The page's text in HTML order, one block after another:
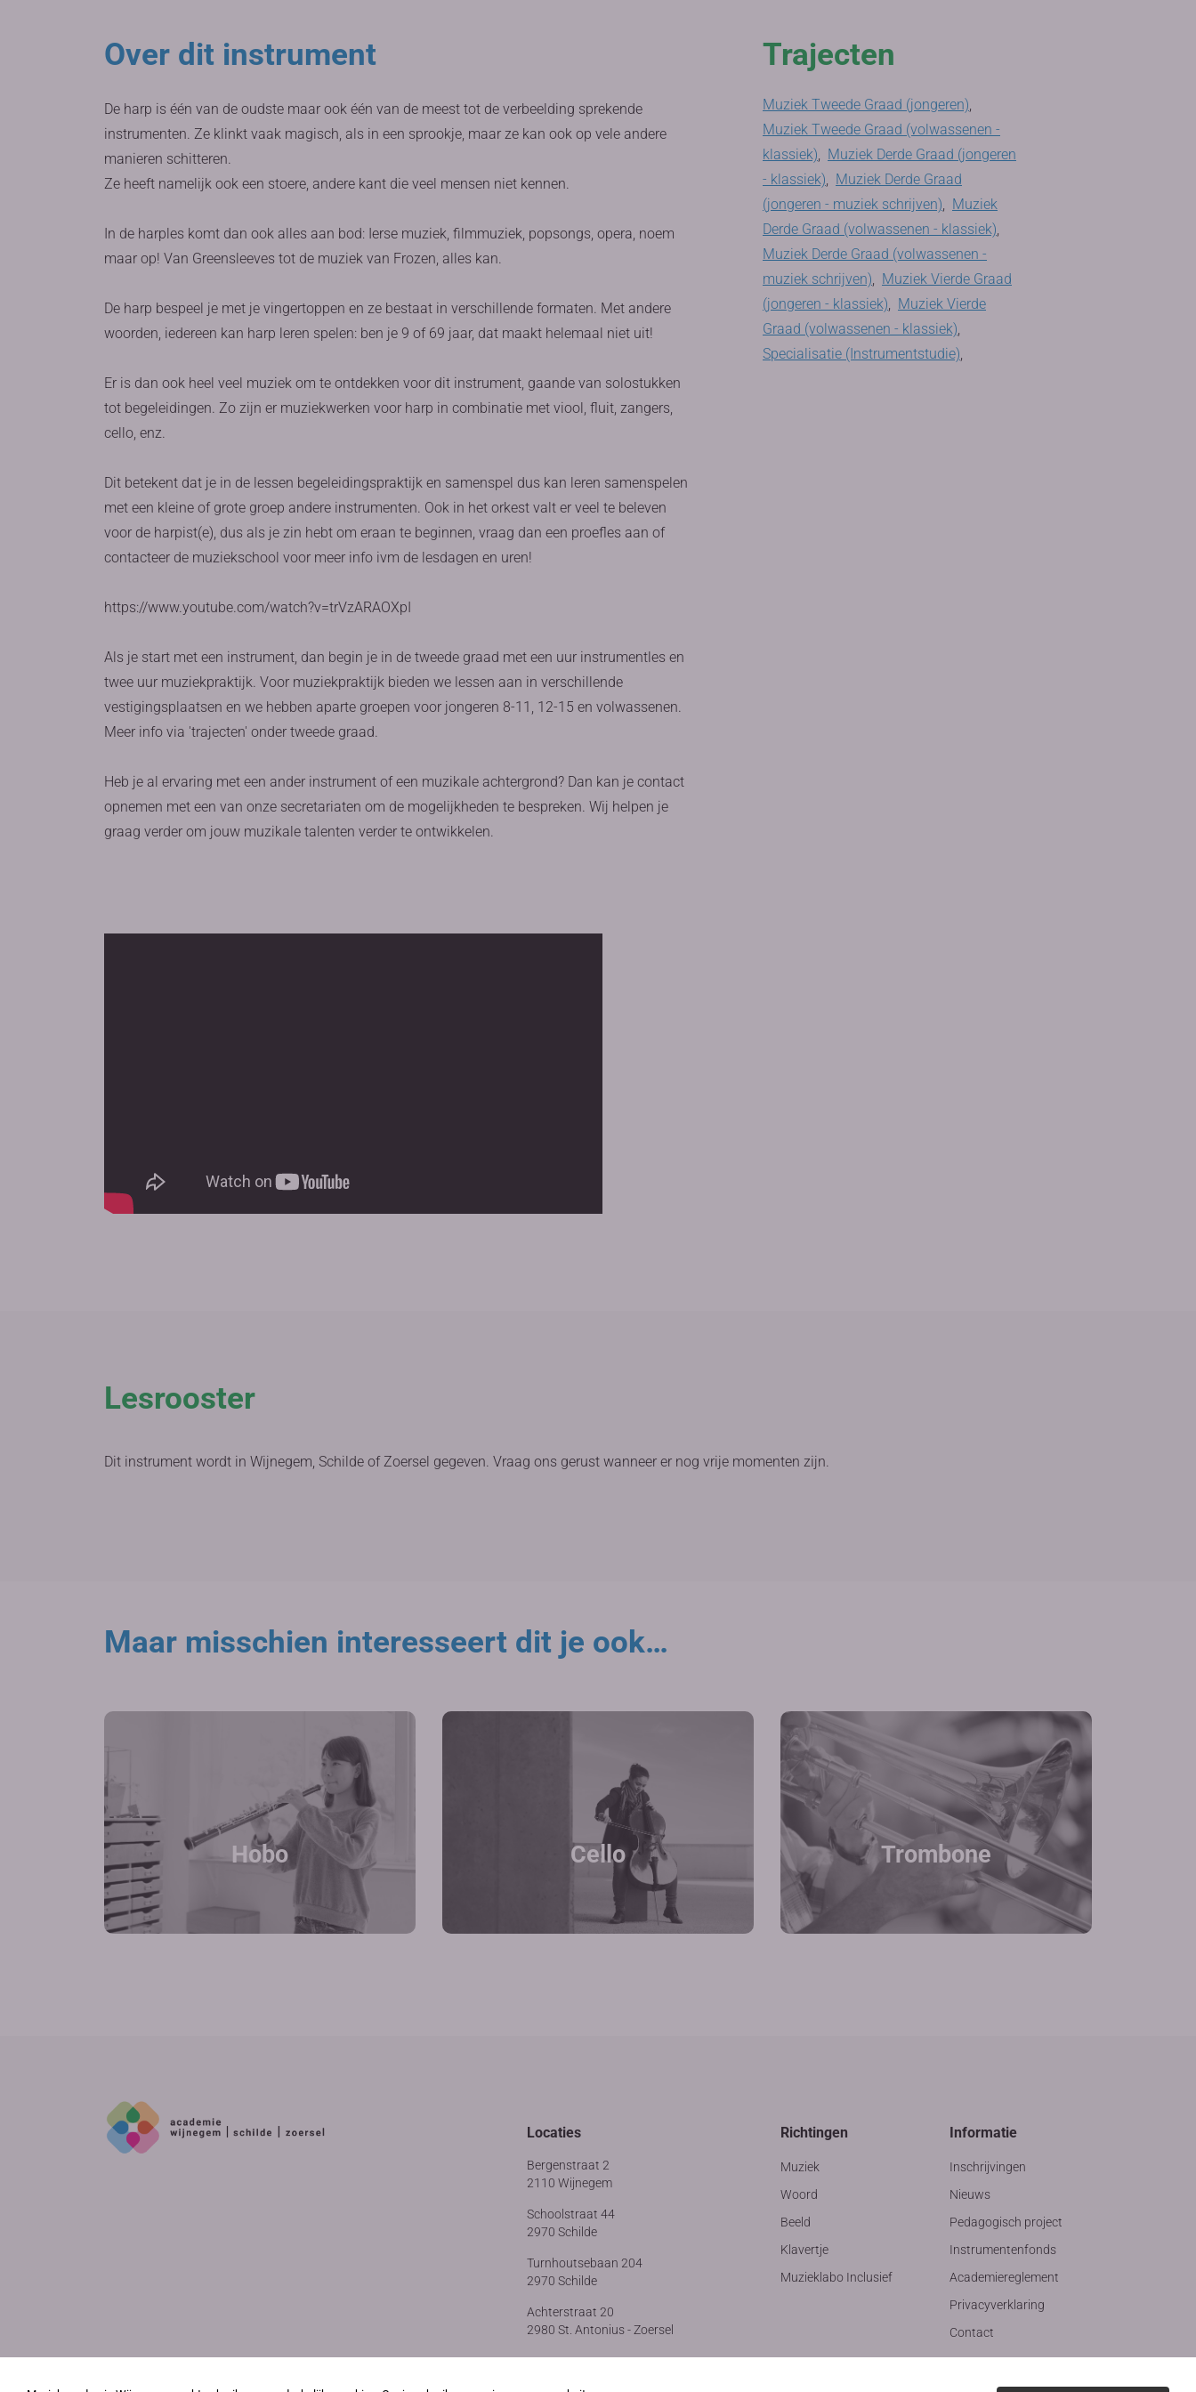
Over dit instrument
De harp is één van de oudste maar ook één van de meest tot de verbeelding sprekende
instrumenten. Ze klinkt vaak magisch, als in een sprookje, maar ze kan ook op vele andere
manieren schitteren.
Ze heeft namelijk ook een stoere, andere kant die veel mensen niet kennen.
In de harples komt dan ook alles aan bod: Ierse muziek, filmmuziek, popsongs, opera, noem
maar op! Van Greensleeves tot de muziek van Frozen, alles kan.
De harp bespeel je met je vingertoppen en ze bestaat in verschillende formaten. Met andere
woorden, iedereen kan harp leren spelen: ben je 9 of 69 jaar, dat maakt helemaal niet uit!
Er is dan ook heel veel muziek om te ontdekken voor dit instrument, gaande van solostukken
tot begeleidingen. Zo zijn er muziekwerken voor harp in combinatie met viool, fluit, zangers,
cello, enz.
Dit betekent dat je in de lessen begeleidingspraktijk en samenspel dus kan leren samenspelen
met een kleine of grote groep andere instrumenten. Ook in het orkest valt er veel te beleven
voor de harpist(e), dus als je zin hebt om eraan te beginnen, vraag dan een proefles aan of
contacteer de muziekschool voor meer info ivm de lesdagen en uren!
https://www.youtube.com/watch?v=trVzARAOXpI
Als je start met een instrument, dan begin je in de tweede graad met een uur instrumentles en
twee uur muziekpraktijk. Voor muziekpraktijk bieden we lessen aan in verschillende
vestigingsplaatsen en we hebben aparte groepen voor jongeren 8-11, 12-15 en volwassenen.
Meer info via 'trajecten' onder tweede graad.
Heb je al ervaring met een ander instrument of een muzikale achtergrond? Dan kan je contact
opnemen met een van onze secretariaten om de mogelijkheden te bespreken. Wij helpen je
graag verder om jouw muzikale talenten verder te ontwikkelen.
Trajecten
Muziek Tweede Graad (jongeren),
Muziek Tweede Graad (volwassenen -
klassiek), Muziek Derde Graad (jongeren
- klassiek), Muziek Derde Graad
(jongeren - muziek schrijven), Muziek
Derde Graad (volwassenen - klassiek),
Muziek Derde Graad (volwassenen -
muziek schrijven), Muziek Vierde Graad
(jongeren - klassiek), Muziek Vierde
Graad (volwassenen - klassiek),
Specialisatie (Instrumentstudie),
Lesrooster
Dit instrument wordt in Wijnegem, Schilde of Zoersel gegeven. Vraag ons gerust wanneer er nog vrije momenten zijn.
Maar misschien interesseert dit je ook…
Hobo Cello Trombone
Locaties
Bergenstraat 2
2110 Wijnegem
Schoolstraat 44
2970 Schilde
Turnhoutsebaan 204
2970 Schilde
Achterstraat 20
2980 St. Antonius - Zoersel
Richtingen
Muziek
Woord
Beeld
Klavertje
Muzieklabo Inclusief
Informatie
Inschrijvingen
Nieuws
Pedagogisch project
Instrumentenfonds
Academiereglement
Privacyverklaring
Contact